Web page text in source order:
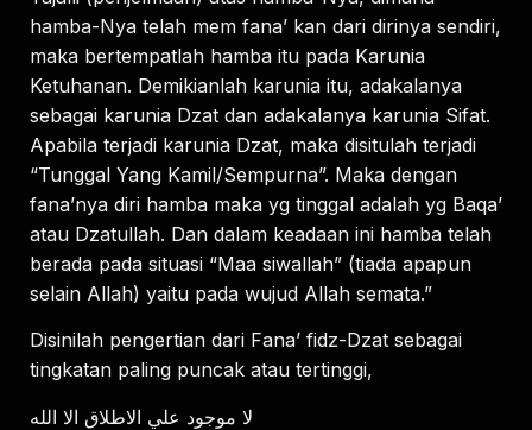
hamba-Nya telah mem fana’ kan dari dirinya sendiri,
maka bertempatlah hamba itu pada Karunia
Ketuhanan. Demikianlah karunia itu, adakalanya
sebagai karunia Dzat dan adakalanya karunia Sifat.
Apabila terjadi karunia Dzat, maka disitulah terjadi
“Tunggal Yang Kamil/Sempurna”. Maka dengan
fana’nya diri hamba maka yg tinggal adalah yg Baqa’
atau Dzatullah. Dan dalam keadaan ini hamba telah
berada pada situasi “Maa siwallah” (tiada apapun
selain Allah) yaitu pada wujud Allah semata.”
Disinilah pengertian dari Fana’ fidz-Dzat sebagai
tingkatan paling puncak atau tertinggi,
لا موجود علي الاطلاق الا الله